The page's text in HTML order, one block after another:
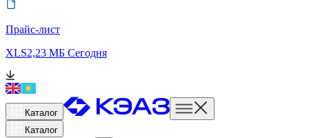
Прайс-лист
XLS2,23 МБ Сегодня
Каталог
Каталог